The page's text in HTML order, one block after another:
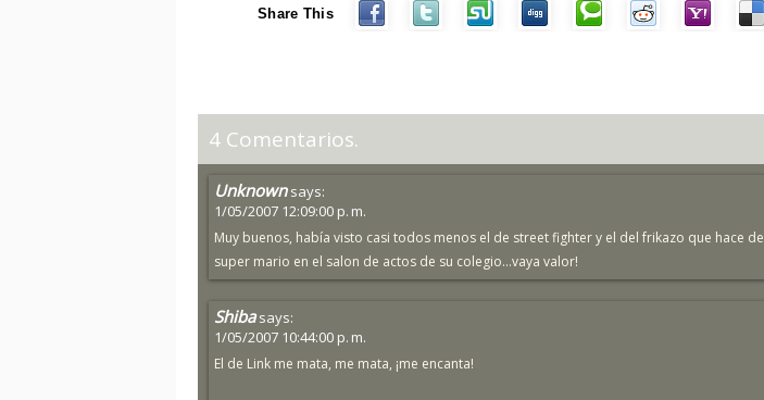
Share This
4 Comentarios.
Unknown says:
1/05/2007 12:09:00 p. m.
Muy buenos, había visto casi todos menos el de street fighter y el del frikazo que hace de
super mario en el salon de actos de su colegio...vaya valor!
Shiba says:
1/05/2007 10:44:00 p. m.
El de Link me mata, me mata, ¡me encanta!